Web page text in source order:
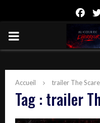
PRIMARY
Accueil trailer The
Tag : trailer